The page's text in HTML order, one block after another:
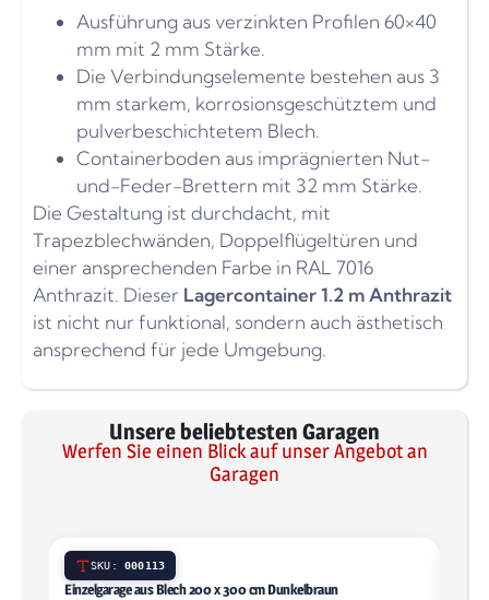
Ausführung aus verzinkten Profilen 60×40
mm mit 2 mm Stärke.
Die Verbindungselemente bestehen aus 3
mm starkem, korrosionsgeschütztem und
pulverbeschichtetem Blech.
Containerboden aus imprägnierten Nut-
und-Feder-Brettern mit 32 mm Stärke.
Die Gestaltung ist durchdacht, mit
Trapezblechwänden, Doppelflügeltüren und
einer ansprechenden Farbe in RAL 7016
Anthrazit. Dieser Lagercontainer 1.2 m Anthrazit
ist nicht nur funktional, sondern auch ästhetisch
ansprechend für jede Umgebung.
Unsere beliebtesten Garagen
Werfen Sie einen Blick auf unser Angebot an
Garagen
SKU: 000113
Einzelgarage aus Blech 200 x 300 cm Dunkelbraun